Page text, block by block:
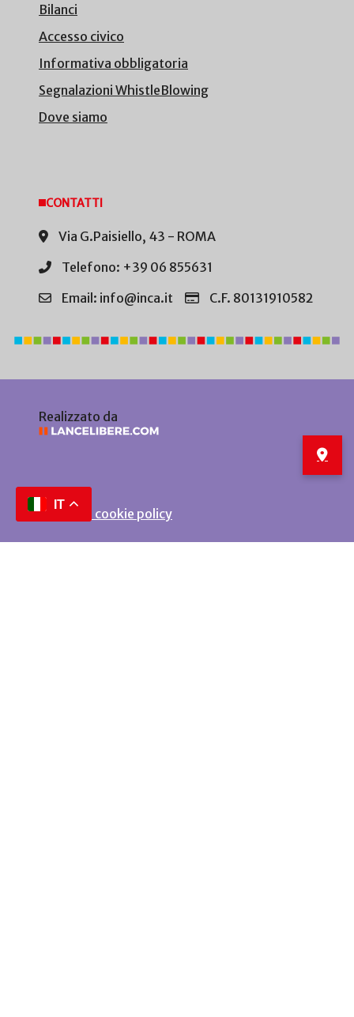
Bilanci
Accesso civico
Informativa obbligatoria
Segnalazioni WhistleBlowing
Dove siamo
CONTATTI
Via G.Paisiello, 43 - ROMA
Telefono: +39 06 855631
Email: info@inca.it
C.F. 80131910582
Realizzato da
Privacy e cookie policy
IT